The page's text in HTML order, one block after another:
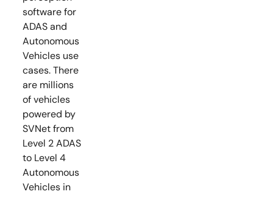
software for
ADAS and
Autonomous
Vehicles use
cases. There
are millions
of vehicles
powered by
SVNet from
Level 2 ADAS
to Level 4
Autonomous
Vehicles in